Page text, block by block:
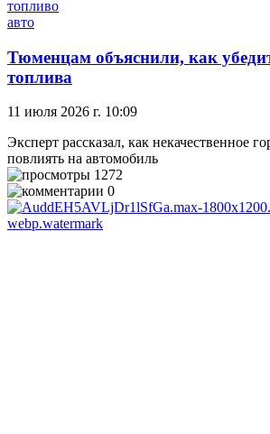
топливо
авто
Тюменцам объяснили, как
топлива
11 июля 2026 г. 10:09
Эксперт рассказал, как некачественное
повлиять на автомобиль
1272
0